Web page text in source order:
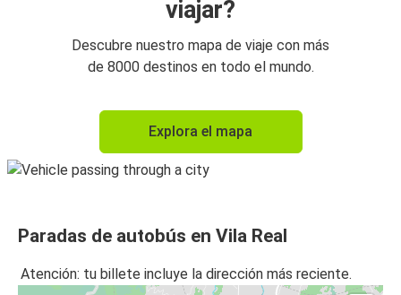
Viseu
Vila Real
Braganza
Vila Real
Braganza
viajar?
Descubre nuestro mapa de viaje con más
de 8000 destinos en todo el mundo.
Explora el mapa
Paradas de autobús en Vila Real
Atención: tu billete incluye la dirección más reciente.